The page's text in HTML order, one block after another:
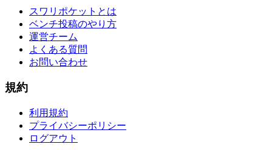
スワリポケットとは
ベンチ投稿のやり方
運営チーム
よくある質問
お問い合わせ
規約
利用規約
プライバシーポリシー
ログアウト